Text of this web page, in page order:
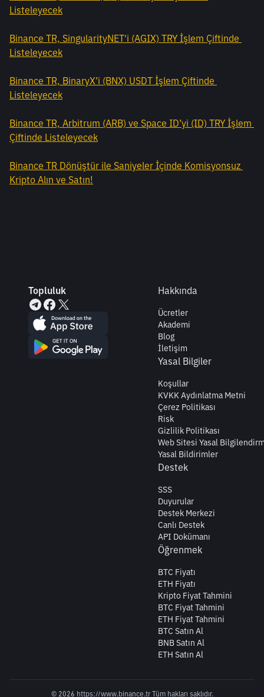
Listeleyecek
Binance TR, SingularityNET'i (AGIX) TRY İşlem Çiftinde
Listeleyecek
Binance TR, BinaryX’i (BNX) USDT İşlem Çiftinde
Listeleyecek
Binance TR, Arbitrum (ARB) ve Space ID’yi (ID) TRY İşlem
Çiftinde Listeleyecek
Binance TR Dönüştür ile Saniyeler İçinde Komisyonsuz
Kripto Alın ve Satın!
Topluluk Hakkında
Ücretler
Akademi
Blog
İletişim
Yasal Bilgiler
Koşullar
KVKK Aydınlatma Metni
Çerez Politikası
Risk
Gizlilik Politikası
Web Sitesi Yasal
Yasal Bildirimler
Destek
SSS
Duyurular
Destek Merkezi
Canlı Destek
API Dokümanı
Öğrenmek
BTC Fiyatı
ETH Fiyatı
Kripto Fiyat Tahmini
BTC Fiyat Tahmini
ETH Fiyat Tahmini
BTC Satın Al
BNB Satın Al
ETH Satın Al
© 2026 https://www.binance.tr Tüm hakları saklıdır.